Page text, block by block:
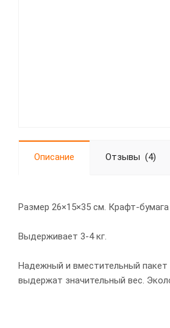
Описание Отзывы (4)
Размер 26×15×35 см. Крафт-
Выдерживает 3-4 кг.
Надежный и вместительный
выдержат значительный вес.